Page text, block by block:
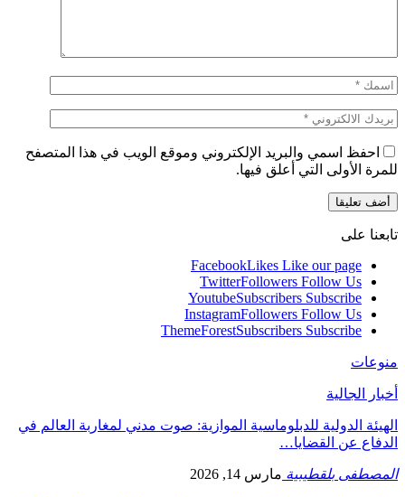
احفظ اسمي والبريد الإلكتروني وموقع الويب في هذا المتصفح
للمرة الأولى التي أعلق فيها.
تابعنا على
FacebookLikes Like our page
TwitterFollowers Follow Us
YoutubeSubscribers Subscribe
InstagramFollowers Follow Us
ThemeForestSubscribers Subscribe
منوعات
أخبار الجالية
الهيئة الدولية للدبلوماسية الموازية: صوت مدني لمغاربة العالم في
الدفاع عن القضايا…
المصطفى بلقطيبية مارس 14, 2026